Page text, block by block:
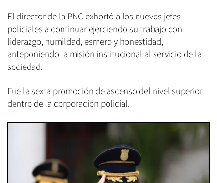
El director de la PNC exhortó a los nuevos jefes
policiales a continuar ejerciendo su trabajo con
liderazgo, humildad, esmero y honestidad,
anteponiendo la misión institucional al servicio de la
sociedad.
Fue la sexta promoción de ascenso del nivel superior
dentro de la corporación policial.